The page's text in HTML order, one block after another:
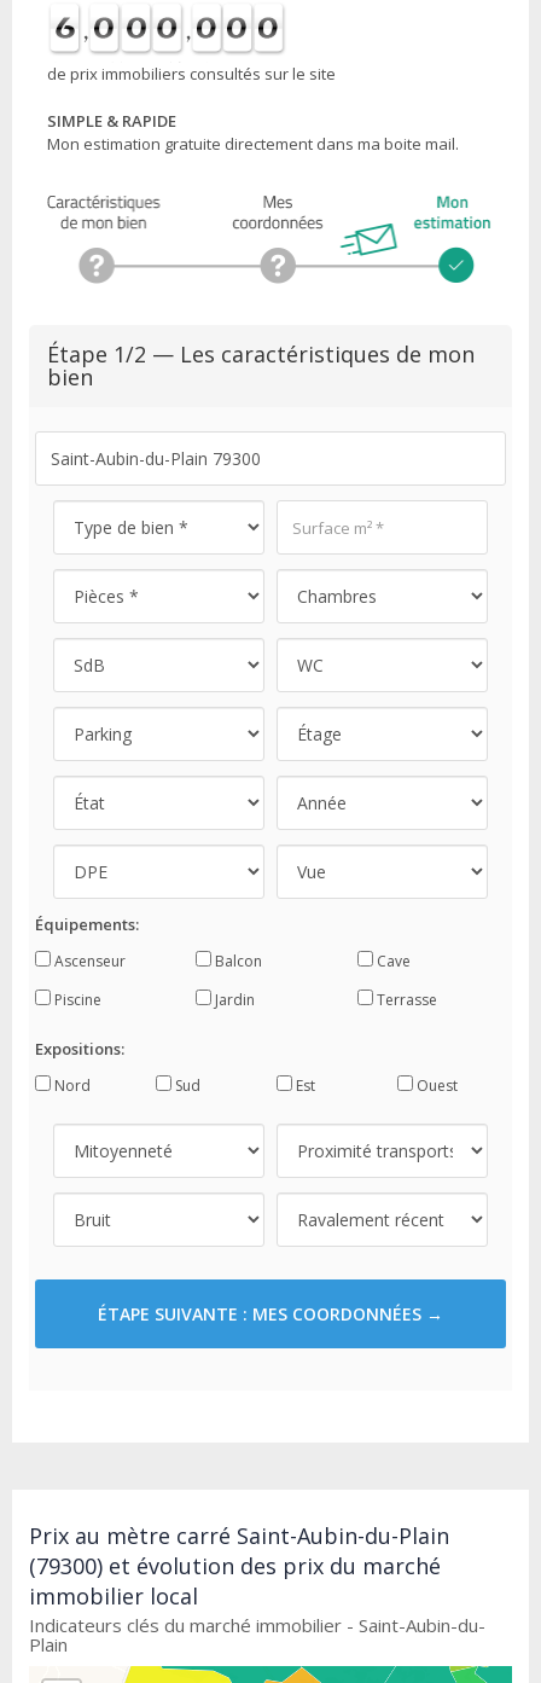
de prix immobiliers consultés sur le site
SIMPLE & RAPIDE
Mon estimation gratuite directement dans ma boite mail.
Étape 1/2 — Les caractéristiques de mon
bien
Équipements:
Ascenseur Balcon
Cave
Piscine
Jardin Terrasse
Expositions:
Nord Sud Est Ouest
ÉTAPE SUIVANTE : MES COORDONNÉES →
Prix au mètre carré Saint-Aubin-du-Plain
(79300) et évolution des prix du marché
immobilier local
Indicateurs clés du marché immobilier - Saint-Aubin-du-
Plain